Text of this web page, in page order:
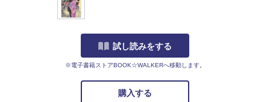
試し読みをする
※電子書籍ストアBOOK☆WALKERへ移動します。
購入する